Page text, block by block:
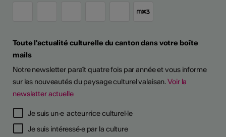
Toute l'actualité culturelle du canton dans votre boîte
mails
Notre newsletter paraît quatre fois par année et vous informe
sur les nouveautés du paysage culturel valaisan.Voir la
newsletter actuelle
Je suis un·e acteur·rice culturel·le
Je suis intéressé·e par la culture